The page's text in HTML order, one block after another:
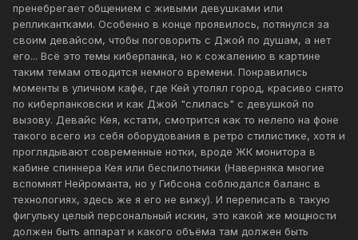
пренебрегает общением с живыми девушками или
репликантками. Особенно в конце проявилось, потянулся за
своим девайсом, чтобы поговорить с Джой по душам, а нет
его... Всё это темы киберпанка, но к сожалению в картине
таким темам отводится немного времени. Понравились
моменты в уличном кафе, где Кей утолял город, красиво снято
по киберпанковски и как Джой "слилась" с девушкой по
вызову. Девайс Кея, кстати, смотрится как то нелепо на фоне
такого всего из себя оборудования в ретро стилистике, хотя и
проглядывают современные нотки, вроде ЖК монитора в
кабине спиннера Кея или беспилотники (Наверняка многие
вспомнят Нейроманта, но у Гибсона соблюдался баланс в
технологиях, здесь же я его не вижу). И переписать в такую
фигульку целый персональный искин, это какой же мощности
должен быть аппарат и какого объёма там должен быть